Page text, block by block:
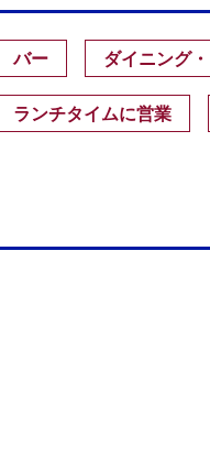
バー ダイニング
ランチタイムに営業